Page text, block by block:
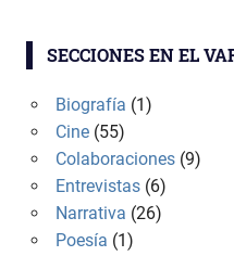
SECCIONES EN EL
Biografía (1)
Cine(55)
Colaboraciones(9)
Entrevistas(6)
Narrativa (26)
Poesía (1)